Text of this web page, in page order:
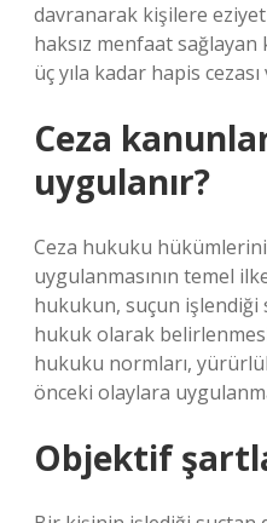
davranarak kişilere
haksız menfaat
üç yıla kadar hapis
Ceza
uygulanır?
Ceza hukuku
uygulanmasının temel
hukukun, suçun işlendiği
hukuk olarak
hukuku normları,
önceki olaylara
Objektif